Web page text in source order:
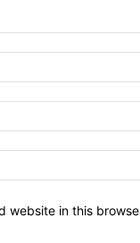
website in this